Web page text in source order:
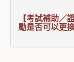
【考試補助／
勵是否可以更